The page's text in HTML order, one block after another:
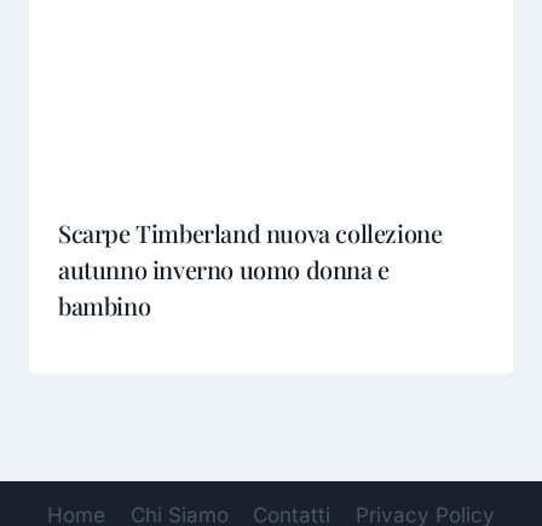
Scarpe Timberland nuova collezione
autunno inverno uomo donna e
bambino
Home Chi Siamo Contatti Privacy Policy